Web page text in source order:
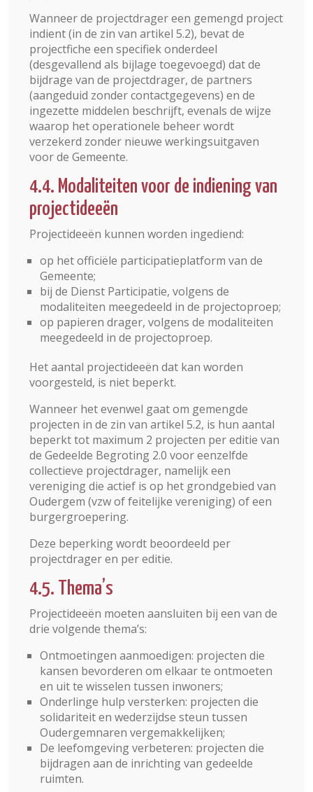
Wanneer de projectdrager een gemengd project
indient (in de zin van artikel 5.2), bevat de
projectfiche een specifiek onderdeel
(desgevallend als bijlage toegevoegd) dat de
bijdrage van de projectdrager, de partners
(aangeduid zonder contactgegevens) en de
ingezette middelen beschrijft, evenals de wijze
waarop het operationele beheer wordt
verzekerd zonder nieuwe werkingsuitgaven
voor de Gemeente.
4.4. Modaliteiten voor de indiening van
projectideeën
Projectideeën kunnen worden ingediend:
op het officiële participatieplatform van de
Gemeente;
bij de Dienst Participatie, volgens de
modaliteiten meegedeeld in de projectoproep;
op papieren drager, volgens de modaliteiten
meegedeeld in de projectoproep.
Het aantal projectideeën dat kan worden
voorgesteld, is niet beperkt.
Wanneer het evenwel gaat om gemengde
projecten in de zin van artikel 5.2, is hun aantal
beperkt tot maximum 2 projecten per editie van
de Gedeelde Begroting 2.0 voor eenzelfde
collectieve projectdrager, namelijk een
vereniging die actief is op het grondgebied van
Oudergem (vzw of feitelijke vereniging) of een
burgergroepering.
Deze beperking wordt beoordeeld per
projectdrager en per editie.
4.5. Thema’s
Projectideeën moeten aansluiten bij een van de
drie volgende thema’s:
Ontmoetingen aanmoedigen: projecten die
kansen bevorderen om elkaar te ontmoeten
en uit te wisselen tussen inwoners;
Onderlinge hulp versterken: projecten die
solidariteit en wederzijdse steun tussen
Oudergemnaren vergemakkelijken;
De leefomgeving verbeteren: projecten die
bijdragen aan de inrichting van gedeelde
ruimten.